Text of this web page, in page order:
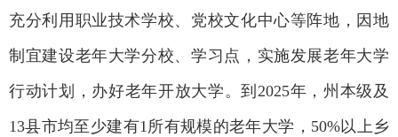
充分利用职业技术学校、党校文化中心等阵地，因地
制宜建设老年大学分校、学习点，实施发展老年大学
行动计划，办好老年开放大学。到2025年，州本级及
13县市均至少建有1所有规模的老年大学，50%以上乡